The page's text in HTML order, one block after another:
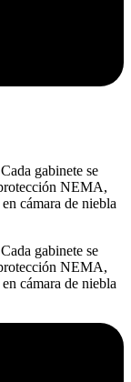
gabinete se
NEMA,
cámara de niebla
gabinete se
NEMA,
cámara de niebla